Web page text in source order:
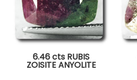
6.46 cts RUBIS
ZOISITE ANYOLITE